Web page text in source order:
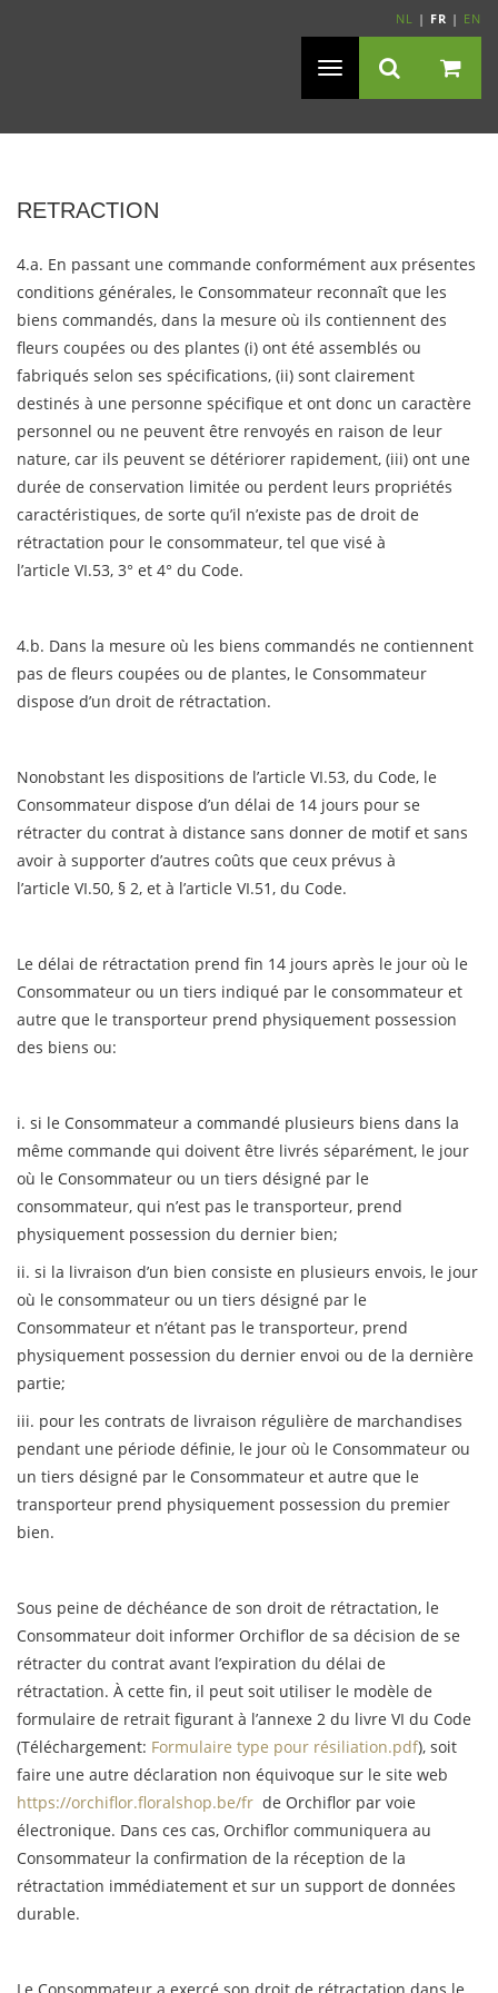
NL | FR | EN
Navigation
RETRACTION
4.a. En passant une commande conformément aux présentes
conditions générales, le Consommateur reconnaît que les
biens commandés, dans la mesure où ils contiennent des
fleurs coupées ou des plantes (i) ont été assemblés ou
fabriqués selon ses spécifications, (ii) sont clairement
destinés à une personne spécifique et ont donc un caractère
personnel ou ne peuvent être renvoyés en raison de leur
nature, car ils peuvent se détériorer rapidement, (iii) ont une
durée de conservation limitée ou perdent leurs propriétés
caractéristiques, de sorte qu’il n’existe pas de droit de
rétractation pour le consommateur, tel que visé à
l’article VI.53, 3° et 4° du Code.
4.b. Dans la mesure où les biens commandés ne contiennent
pas de fleurs coupées ou de plantes, le Consommateur
dispose d’un droit de rétractation.
Nonobstant les dispositions de l’article VI.53, du Code, le
Consommateur dispose d’un délai de 14 jours pour se
rétracter du contrat à distance sans donner de motif et sans
avoir à supporter d’autres coûts que ceux prévus à
l’article VI.50, § 2, et à l’article VI.51, du Code.
Le délai de rétractation prend fin 14 jours après le jour où le
Consommateur ou un tiers indiqué par le consommateur et
autre que le transporteur prend physiquement possession
des biens ou:
i. si le Consommateur a commandé plusieurs biens dans la
même commande qui doivent être livrés séparément, le jour
où le Consommateur ou un tiers désigné par le
consommateur, qui n’est pas le transporteur, prend
physiquement possession du dernier bien;
ii. si la livraison d’un bien consiste en plusieurs envois, le jour
où le consommateur ou un tiers désigné par le
Consommateur et n’étant pas le transporteur, prend
physiquement possession du dernier envoi ou de la dernière
partie;
iii. pour les contrats de livraison régulière de marchandises
pendant une période définie, le jour où le Consommateur ou
un tiers désigné par le Consommateur et autre que le
transporteur prend physiquement possession du premier
bien.
Sous peine de déchéance de son droit de rétractation, le
Consommateur doit informer Orchiflor de sa décision de se
rétracter du contrat avant l’expiration du délai de
rétractation. À cette fin, il peut soit utiliser le modèle de
formulaire de retrait figurant à l’annexe 2 du livre VI du Code
(Téléchargement: Formulaire type pour résiliation.pdf), soit
faire une autre déclaration non équivoque sur le site web
https://orchiflor.floralshop.be/fr de Orchiflor par voie
électronique. Dans ces cas, Orchiflor communiquera au
Consommateur la confirmation de la réception de la
rétractation immédiatement et sur un support de données
durable.